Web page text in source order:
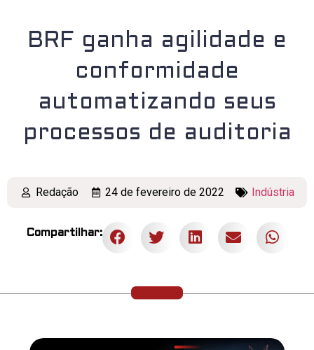
BRF ganha agilidade e
conformidade
automatizando seus
processos de auditoria
Redação 24 de fevereiro de 2022 Indústria
Compartilhar: